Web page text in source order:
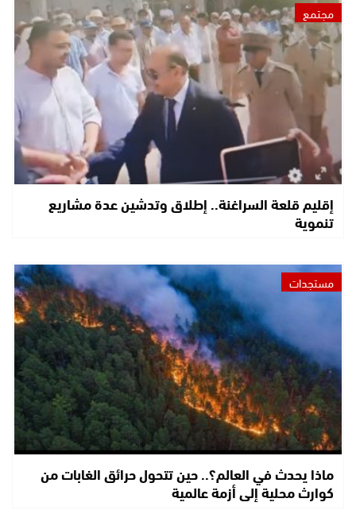
مجتمع
إقليم قلعة السراغنة.. إطلاق وتدشين عدة مشاريع
تنموية
مستجدات
ماذا يحدث في العالم؟.. حين تتحول حرائق الغابات من
كوارث محلية إلى أزمة عالمية